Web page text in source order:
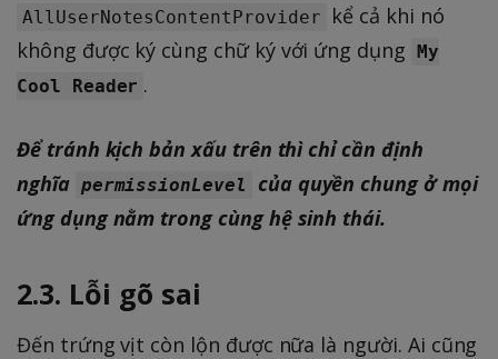
AllUserNotesContentProvider
kể cả khi nó
không được ký cùng chữ ký với ứng dụng My
Cool Reader .
Để tránh kịch bản xấu trên thì chỉ cần định
nghĩa permissionLevel
của quyền chung ở mọi
ứng dụng nằm trong cùng hệ sinh thái.
2.3. Lỗi gõ sai
Đến trứng vịt còn lộn được nữa là người. Ai cũng